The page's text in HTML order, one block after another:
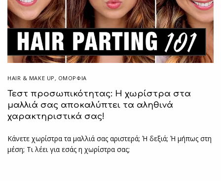
HAIR & MAKE UP , ΟΜΟΡΦΙΑ
Τεστ προσωπικότητας: Η χωρίστρα στα
μαλλιά σας αποκαλύπτει τα αληθινά
χαρακτηριστικά σας!
Κάνετε χωρίστρα τα μαλλιά σας αριστερά; Ή δεξιά; Ή μήπως στη
μέση; Τι λέει για εσάς η χωρίστρα σας;